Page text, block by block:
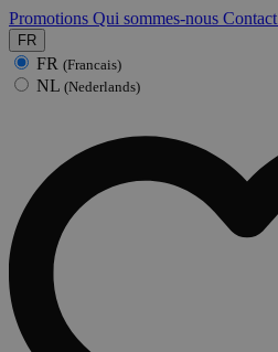
Promotions Qui sommes-nous Contact
FR
FR (Francais)
NL (Nederlands)